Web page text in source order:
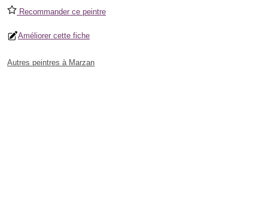
Recommander ce peintre
Améliorer cette fiche
Autres peintres à Marzan